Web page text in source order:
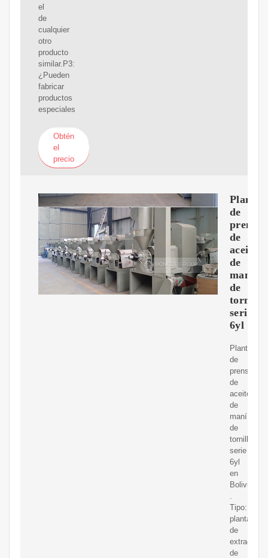
el
de
cualquier
otro
producto
similar.P3:
¿Pueden
fabricar
productos
especiales
Obtén
el
precio
Planta
de
prensa
de
aceite
de
maní
de
tornillo
serie
6yl
Planta
de
prensa
de
aceite
de
maní
de
tornillo
serie
6yl
en
Bolivia
Tipo:
planta
de
extracción
de